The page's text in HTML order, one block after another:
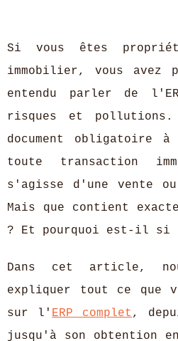
Si vous êtes
immobilier, vous avez
entendu parler de
risques et
document obligatoire
toute transaction
s'agisse d'une vente
Mais que contient
? Et pourquoi est-il si
Dans cet article,
expliquer tout ce que
sur l' ERP complet ,
jusqu'à son obtention